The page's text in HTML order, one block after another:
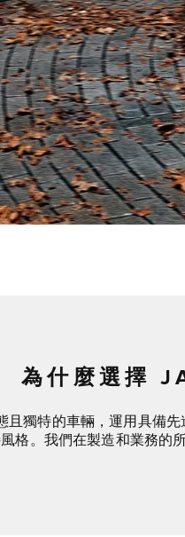
為什麼選擇
且獨特的車輛，運用具備
格。我們在製造和業務的